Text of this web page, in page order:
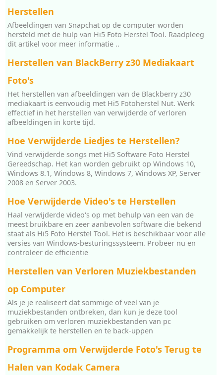
Herstellen
Afbeeldingen van Snapchat op de computer worden
hersteld met de hulp van Hi5 Foto Herstel Tool. Raadpleeg
dit artikel voor meer informatie ..
Herstellen van BlackBerry z30 Mediakaart
Foto's
Het herstellen van afbeeldingen van de Blackberry z30
mediakaart is eenvoudig met Hi5 Fotoherstel Nut. Werk
effectief in het herstellen van verwijderde of verloren
afbeeldingen in korte tijd.
Hoe Verwijderde Liedjes te Herstellen?
Vind verwijderde songs met Hi5 Software Foto Herstel
Gereedschap. Het kan worden gebruikt op Windows 10,
Windows 8.1, Windows 8, Windows 7, Windows XP, Server
2008 en Server 2003.
Hoe Verwijderde Video's te Herstellen
Haal verwijderde video's op met behulp van een van de
meest bruikbare en zeer aanbevolen software die bekend
staat als Hi5 Foto Herstel Tool. Het is beschikbaar voor alle
versies van Windows-besturingssysteem. Probeer nu en
controleer de efficiëntie
Herstellen van Verloren Muziekbestanden
op Computer
Als je je realiseert dat sommige of veel van je
muziekbestanden ontbreken, dan kun je deze tool
gebruiken om verloren muziekbestanden van pc
gemakkelijk te herstellen en te back-uppen
Programma om Verwijderde Foto's Terug te
Halen van Kodak Camera